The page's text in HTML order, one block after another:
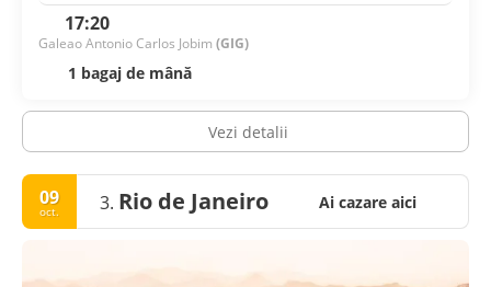
17:20
Galeao Antonio Carlos Jobim (GIG)
1 bagaj de mână
Vezi detalii
09
oct. 3. Rio de Janeiro Ai cazare aici